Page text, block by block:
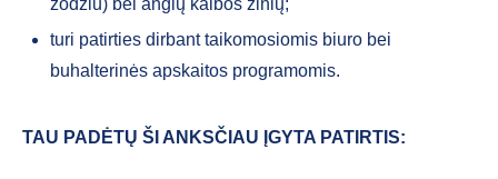
žodžiu) bei anglų kalbos žinių;
turi patirties dirbant taikomosiomis biuro bei
buhalterinės apskaitos programomis.
TAU PADĖTŲ ŠI ANKSČIAU ĮGYTA PATIRTIS: